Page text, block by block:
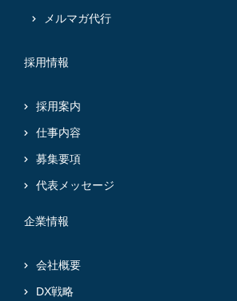
メルマガ代行
採用情報
採用案内
仕事内容
募集要項
代表メッセージ
企業情報
会社概要
DX戦略